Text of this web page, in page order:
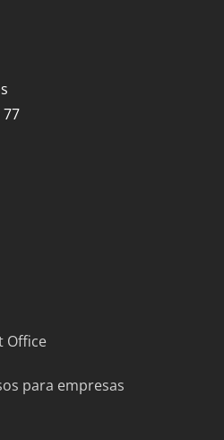
77
Office
para empresas